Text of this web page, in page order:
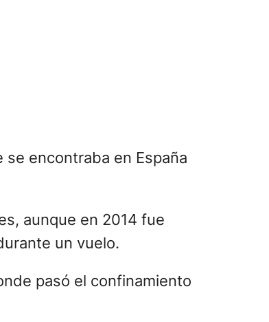
encontraba en España
aunque en 2014 fue
un vuelo.
pasó el confinamiento